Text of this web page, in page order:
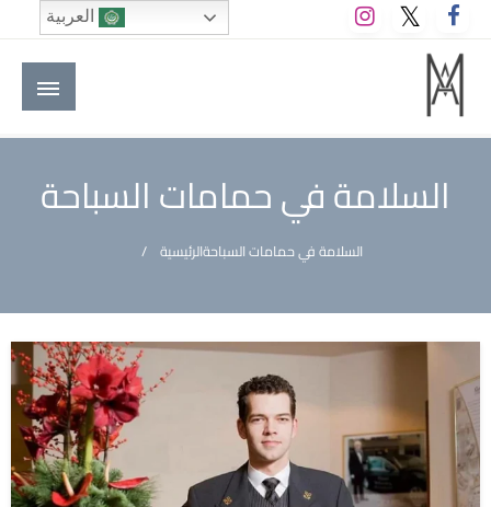
التخطي
إلى
المحتوى
M A hotels | إم ايه هوتيلز
الموقع الأول للعاملين في الفنادق في العالم العربي
السلامة في حمامات السباحة
الرئيسيةالسلامة في حمامات السباحة
العربية